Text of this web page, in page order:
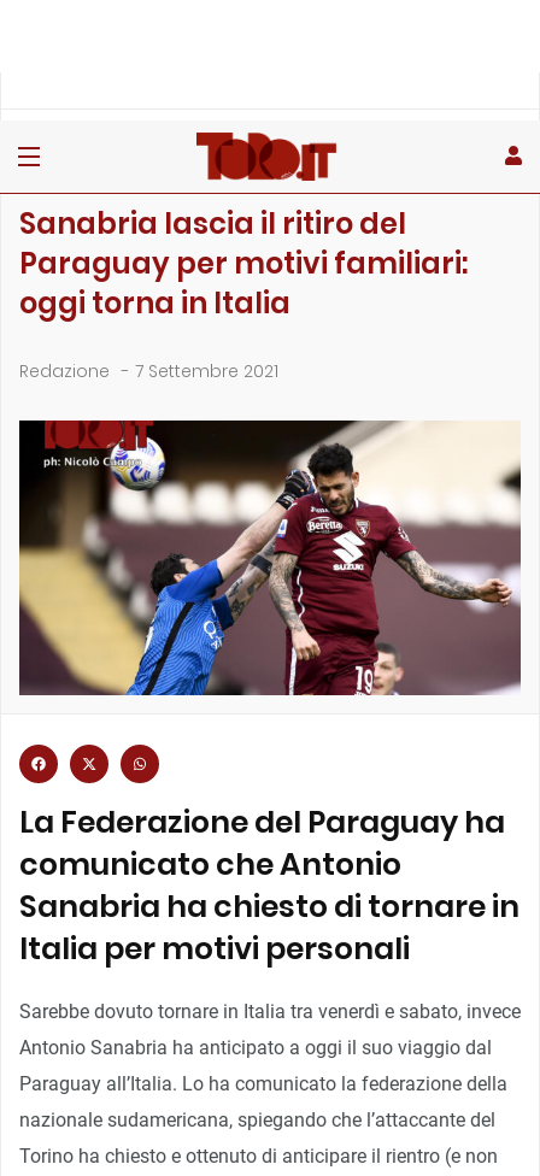
Sanabria lascia il ritiro del
Paraguay per motivi familiari:
oggi torna in Italia
Redazione - 7 Settembre 2021
La Federazione del Paraguay ha
comunicato che Antonio
Sanabria ha chiesto di tornare in
Italia per motivi personali
Sarebbe dovuto tornare in Italia tra venerdì e sabato, invece
Antonio Sanabria ha anticipato a oggi il suo viaggio dal
Paraguay all’Italia. Lo ha comunicato la federazione della
nazionale sudamericana, spiegando che l’attaccante del
Torino ha chiesto e ottenuto di anticipare il rientro (e non